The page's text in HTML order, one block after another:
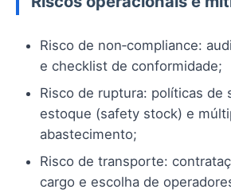
Risco de non‑compliance:
e checklist de conformidade;
Risco de ruptura: políticas de
estoque (safety stock) e
abastecimento;
Risco de transporte:
cargo e escolha de